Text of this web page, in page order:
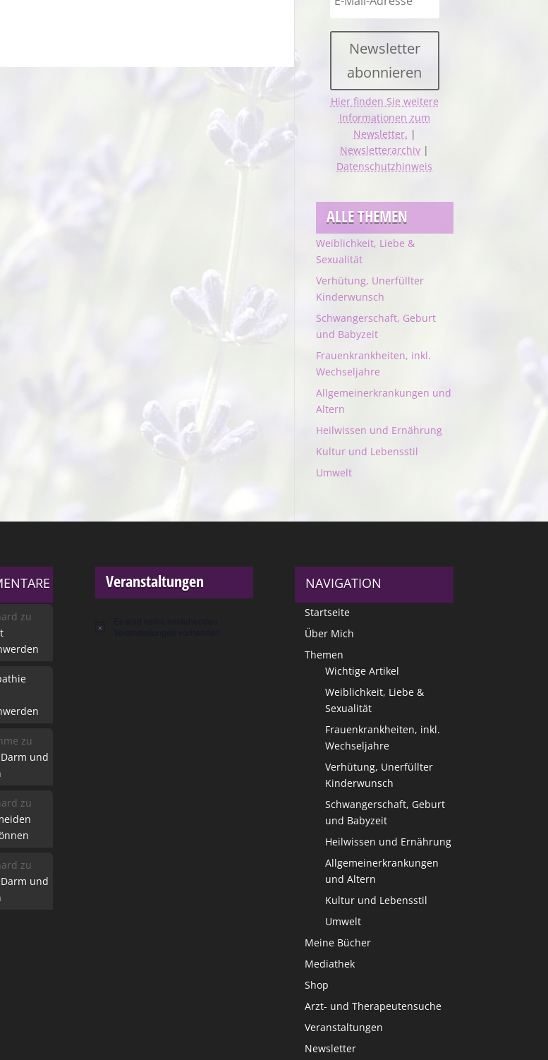
Newsletter
abonnieren
Hier finden Sie weitere
Informationen zum
Newsletter. |
Newsletterarchiv |
Datenschutzhinweis
ALLE THEMEN
Weiblichkeit, Liebe &
Sexualität
Verhütung, Unerfüllter
Kinderwunsch
Schwangerschaft, Geburt
und Babyzeit
Frauenkrankheiten, inkl.
Wechseljahre
Allgemeinerkrankungen und
Altern
Heilwissen und Ernährung
Kultur und Lebensstil
Umwelt
zu
zu
und
zu
zu
und
Veranstaltungen
Hinweis
NAVIGATION
Startseite
Über Mich
Themen
Wichtige Artikel
Weiblichkeit, Liebe &
Sexualität
Frauenkrankheiten, inkl.
Wechseljahre
Verhütung, Unerfüllter
Kinderwunsch
Schwangerschaft, Geburt
und Babyzeit
Heilwissen und Ernährung
Allgemeinerkrankungen
und Altern
Kultur und Lebensstil
Umwelt
Meine Bücher
Mediathek
Shop
Arzt- und Therapeutensuche
Veranstaltungen
Newsletter